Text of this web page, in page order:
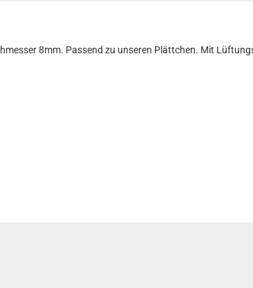
8mm. Passend zu unseren Plättchen. Mit